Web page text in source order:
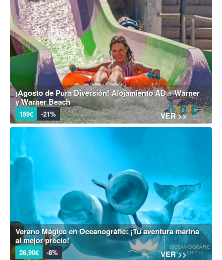
¡Agosto de Pura Diversión! Alojamiento AD + Warner
y Warner Beach
159€ -21% VER >>
Verano Mágico en Oceanogràfic: ¡Tu aventura marina
al mejor precio!
26,90€ -8% VER >>